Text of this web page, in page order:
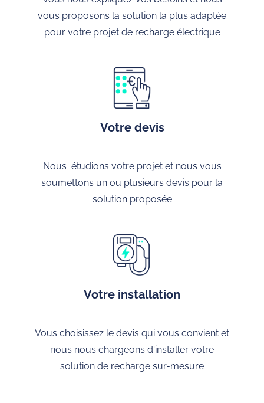
vous proposons la solution la plus adaptée
pour votre projet de recharge électrique
Votre devis
Nous étudions votre projet et nous vous
soumettons un ou plusieurs devis pour la
solution proposée
Votre installation
Vous choisissez le devis qui vous convient et
nous nous chargeons d'installer votre
solution de recharge sur-mesure